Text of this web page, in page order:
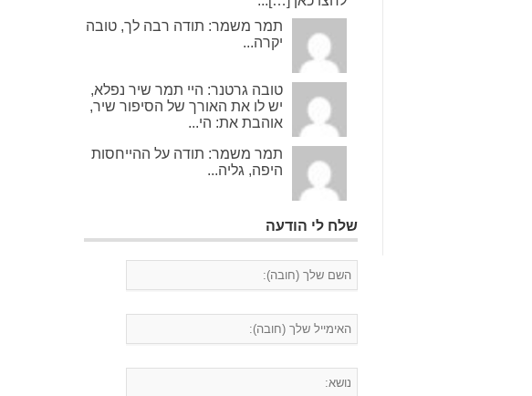
תמר משמר: תודה רבה לך, טובה
יקרה...
טובה גרטנר: היי תמר שיר נפלא,
יש לו את האורך של הסיפור שיר,
אוהבת את: הי...
תמר משמר: תודה על ההייחסות
היפה, גליה...
שלח לי הודעה